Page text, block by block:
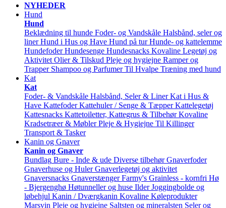
NYHEDER
Hund
Hund
Beklædning til hunde Foder- og Vandskåle Halsbånd, seler og
liner Hund i Hus og Have Hund på tur Hunde- og kattelemme
Hundefoder Hundesenge Hundesnacks Kovaline Legetøj og
Aktivitet Olier & Tilskud Pleje og hygiejne Ramper og
Trapper Shampoo og Parfumer Til Hvalpe Træning med hund
Kat
Kat
Foder- & Vandskåle Halsbånd, Seler & Liner Kat i Hus &
Have Kattefoder Kattehuler / Senge & Tæpper Kattelegetøj
Kattesnacks Kattetoiletter, Kattegrus & Tilbehør Kovaline
Kradsetræer & Møbler Pleje & Hygiejne Til Killinger
Transport & Tasker
Kanin og Gnaver
Kanin og Gnaver
Bundlag Bure - Inde & ude Diverse tilbehør Gnaverfoder
Gnaverhuse og Huler Gnaverlegetøj og aktivitet
Gnaversnacks Gnaverstænger Farmy's Grainless - kornfri Hø
- Bjergenghø Høtunneller og huse Ilder Joggingbolde og
løbehjul Kanin / Dværgkanin Kovaline Køleprodukter
Marsvin Pleje og hygiejne Saltsten og mineralsten Seler og